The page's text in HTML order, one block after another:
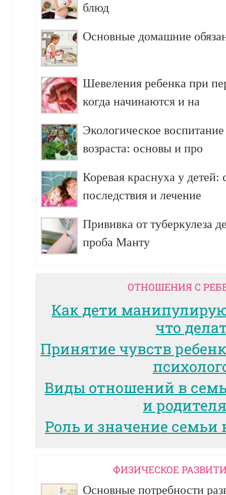
блюд
Основные домашние
Шевеления ребенка при
когда начинаются и на
Экологическое
возраста: основы и про
Коревая краснуха у
последствия и лечение
Прививка от туберкулеза
проба Манту
ОТНОШЕНИЯ С
Как дети
что
Принятие чувств
Виды отношений в
и
Роль и значение семьи
ФИЗИЧЕСКОЕ
Основные потребности